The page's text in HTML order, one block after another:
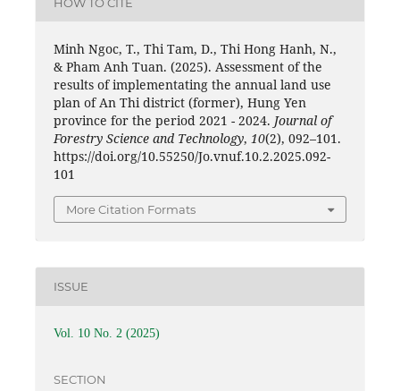
Minh Ngoc, T., Thi Tam, D., Thi Hong Hanh, N.,
& Pham Anh Tuan. (2025). Assessment of the
results of implementating the annual land use
plan of An Thi district (former), Hung Yen
province for the period 2021 - 2024. Journal of
Forestry Science and Technology, 10(2), 092–101.
https://doi.org/10.55250/Jo.vnuf.10.2.2025.092-
101
More Citation Formats
ISSUE
Vol. 10 No. 2 (2025)
SECTION